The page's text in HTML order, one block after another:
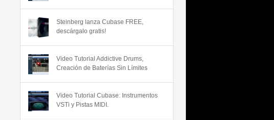
Steinberg lanza Cubase FREE,
descárgalo gratis!
Video Tutorial Addictive Drums,
Creación de Baterías Sin Límites
Video Tutorial Cubase: Instrumentos
VSTi y Pistas MIDI.